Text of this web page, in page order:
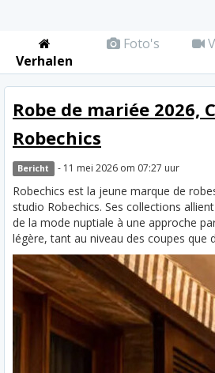
Verhalen
Foto's
Robe de mariée 2026,
Robechics
Bericht - 11 mei 2026 om 07:27 uur
Robechics est la jeune marque de
studio Robechics. Ses collections
de la mode nuptiale à une approche
légère, tant au niveau des coupes que